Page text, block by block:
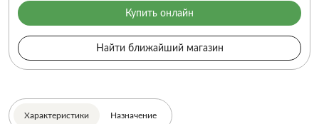
Купить онлайн
Найти ближайший магазин
Характеристики Назначение